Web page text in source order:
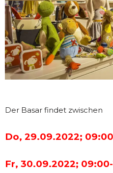
Der Basar findet zwischen
Do, 29.09.2022;
Fr, 30.09.2022;